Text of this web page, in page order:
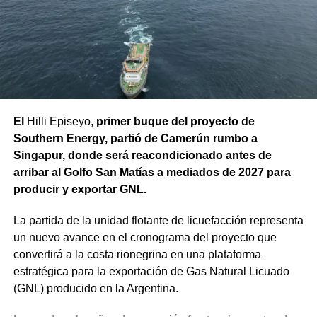
agosto, reduciendo el riesgo de filtraciones, preservando
la infraestructura de riego y evitando futuras reparaciones
de emergencia.
El Hilli Episeyo, primer buque del proyecto de
Southern Energy, partió de Camerún rumbo a
Singapur, donde será reacondicionado antes de
arribar al Golfo San Matías a mediados de 2027 para
producir y exportar GNL.
La partida de la unidad flotante de licuefacción representa
un nuevo avance en el cronograma del proyecto que
convertirá a la costa rionegrina en una plataforma
estratégica para la exportación de Gas Natural Licuado
(GNL) producido en la Argentina.